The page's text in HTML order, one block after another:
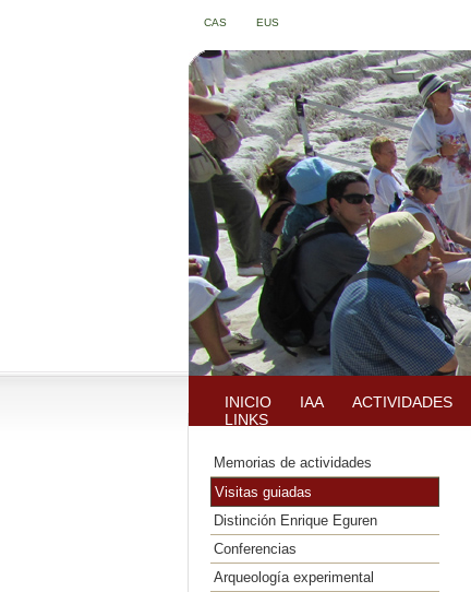
INICIO IAA ACTIVIDADES
LINKS
CAS EUS
Memorias de actividades
Visitas guiadas
Distinción Enrique Eguren
Conferencias
Arqueología experimental